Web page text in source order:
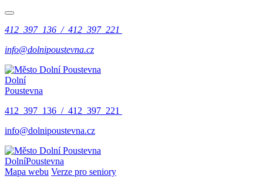
412 397 136 / 412 397 221
info@dolnipoustevna.cz
Dolní
Poustevna
412 397 136 / 412 397 221
info@dolnipoustevna.cz
DolníPoustevna
Mapa webu Verze pro seniory